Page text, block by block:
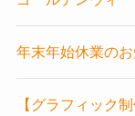
年末年始休業の
【グラフィック